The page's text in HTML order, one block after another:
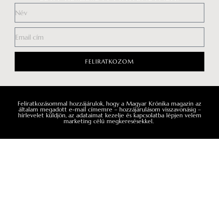
ott kezdődik is a következő.
FELIRATKOZOM
Feliratkozásommal hozzájárulok, hogy a Magyar Krónika magazin az
általam megadott e-mail címemre – hozzájárulásom visszavonásig –
hírlevelet küldjön, az adataimat kezelje és kapcsolatba lépjen velem
marketing célú megkeresésekkel.